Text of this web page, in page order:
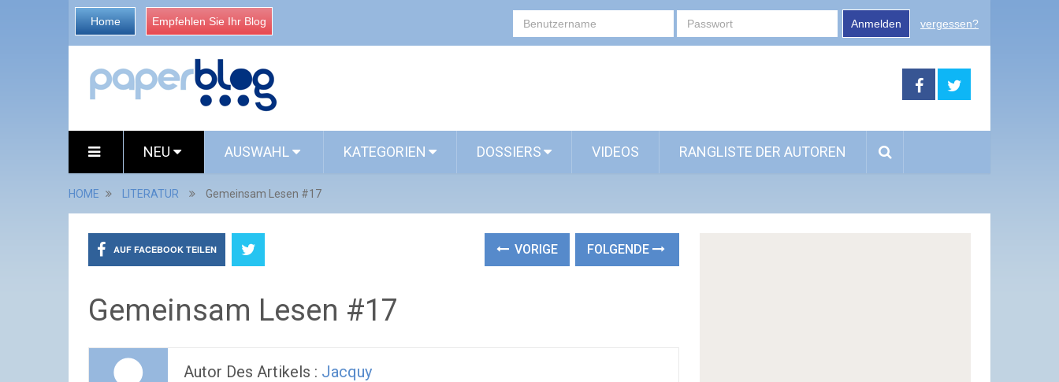
Home Empfehlen Sie Ihr Blog Anmelden vergessen?
NEU AUSWAHL KATEGORIEN DOSSIERS VIDEOS RANGLISTE DER AUTOREN
HOME LITERATUR Gemeinsam Lesen #17
AUF FACEBOOK TEILEN VORIGE FOLGENDE
Gemeinsam Lesen #17
Autor Des Artikels : Jacquy